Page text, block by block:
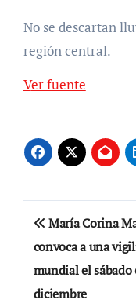
No se descartan
región central.
Ver fuente
de
entradas
María Corina
convoca a una
mundial el sábado
diciembre